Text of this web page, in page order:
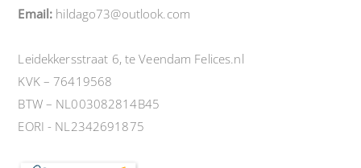
Email: hildago73@outlook.com
Leidekkersstraat 6, te Veendam Felices.nl
KVK – 76419568
BTW – NL003082814B45
EORI - NL2342691875